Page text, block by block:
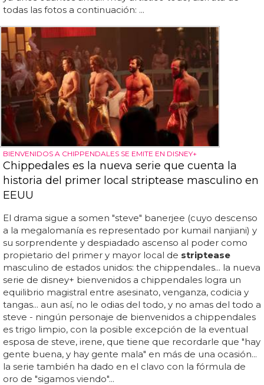
todas las fotos a continuación: ...
BIENVENIDOS A CHIPPENDALES SE EMITE EN DISNEY+
Chippedales es la nueva serie que cuenta la
historia del primer local striptease masculino en
EEUU
El drama sigue a somen "steve" banerjee (cuyo descenso
a la megalomanía es representado por kumail nanjiani) y
su sorprendente y despiadado ascenso al poder como
propietario del primer y mayor local de striptease
masculino de estados unidos: the chippendales... la nueva
serie de disney+ bienvenidos a chippendales logra un
equilibrio magistral entre asesinato, venganza, codicia y
tangas... aun así, no le odias del todo, y no amas del todo a
steve - ningún personaje de bienvenidos a chippendales
es trigo limpio, con la posible excepción de la eventual
esposa de steve, irene, que tiene que recordarle que "hay
gente buena, y hay gente mala" en más de una ocasión...
la serie también ha dado en el clavo con la fórmula de
oro de "sigamos viendo"...